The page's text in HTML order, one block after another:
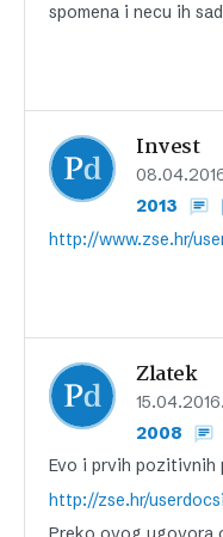
spomena i necu ih
Invest
2013
Zlatek
2008
Evo i prvih pozitivnih